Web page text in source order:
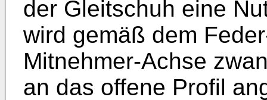
der Gleitschuh eine
wird gemäß dem
Mitnehmer-Achse
an das offene Profil